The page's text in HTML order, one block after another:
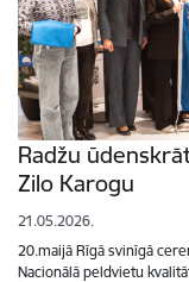
Radžu
Zilo Karogu
21.05.2026.
20.maijā Rīgā svinīgā
Nacionālā peldvietu